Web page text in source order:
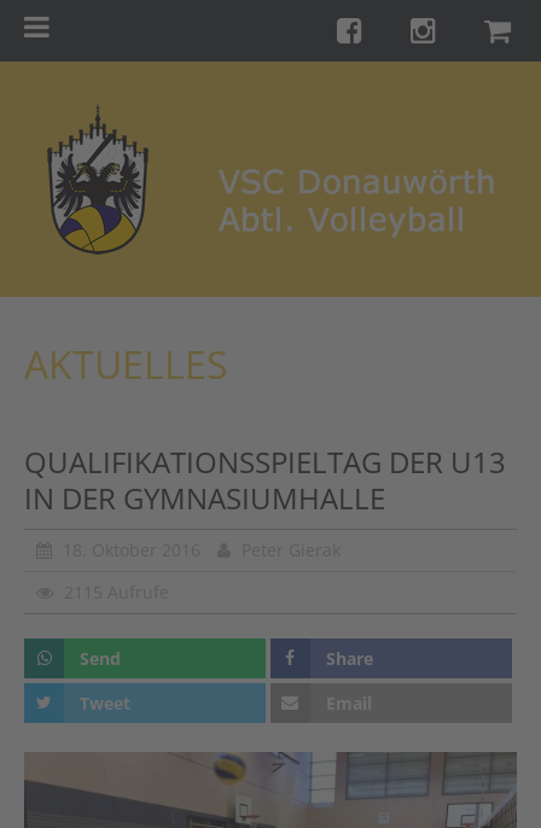
Training
Turniere
Kontakt
Shop
AKTUELLES
QUALIFIKATIONSSPIELTAG DER U13
IN DER GYMNASIUMHALLE
Send
Share
Tweet
Email